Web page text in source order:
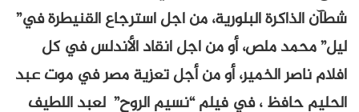
شطآن الذاكرة البلورية، من اجل استرجاع القنيطرة في”
ليل” محمد ملص، أو من اجل انقاد الأندلس في كل
افلام ناصر الخمير، أو من أجل تعزية مصر في موت عبد
الحليم حافظ ، في فيلم “نسيم الروح” لعبد اللطيف